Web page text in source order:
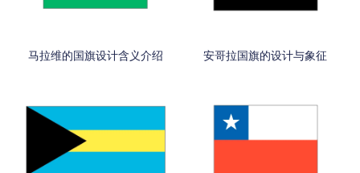
马拉维的国旗设计含义介绍 安哥拉国旗的设计与象征